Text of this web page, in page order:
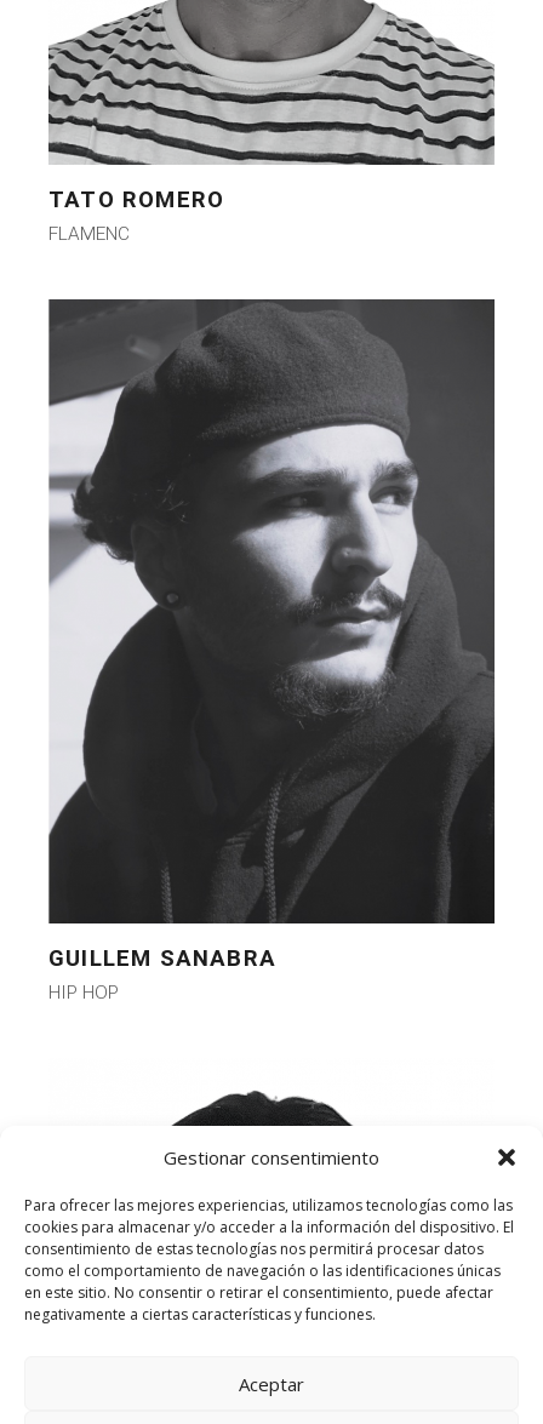
Gestionar consentimiento
Para ofrecer las mejores experiencias, utilizamos tecnologías como las
cookies para almacenar y/o acceder a la información del dispositivo. El
consentimiento de estas tecnologías nos permitirá procesar datos
como el comportamiento de navegación o las identificaciones únicas
en este sitio. No consentir o retirar el consentimiento, puede afectar
negativamente a ciertas características y funciones.
Aceptar
TATO ROMERO
FLAMENC
GUILLEM SANABRA
HIP HOP